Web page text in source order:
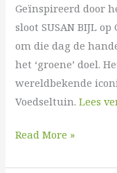
Geïnspireerd door
sloot SUSAN BIJL
om die dag de
het ‘groene’ doel.
wereldbekende
Voedseltuin.Lees
Voedseltuin
Rotterdam
Read More »